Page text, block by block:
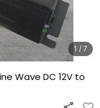
1 / 7
Wave DC 12V to